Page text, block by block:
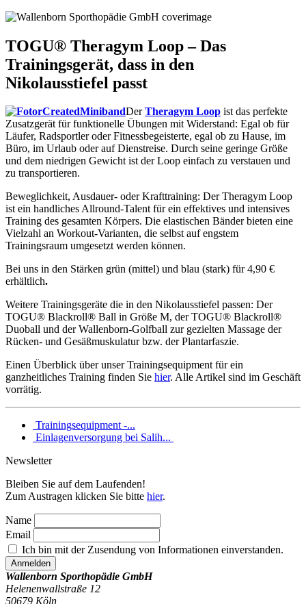
TOGU® Theragym Loop – Das
Trainingsgerät, dass in den
Nikolausstiefel passt
DerTheragym Loop ist das perfekte
Zusatzgerät für funktionelle Übungen mit Widerstand: Egal ob für
Läufer, Radsportler oder Fitnessbegeisterte, egal ob zu Hause, im
Büro, im Urlaub oder auf Dienstreise. Durch seine geringe Größe
und dem niedrigen Gewicht ist der Loop einfach zu verstauen und
zu transportieren.
Beweglichkeit, Ausdauer- oder Krafttraining: Der Theragym Loop
ist ein handliches Allround-Talent für ein effektives und intensives
Training des gesamten Körpers. Die elastischen Bänder bieten eine
Vielzahl an Workout-Varianten, die selbst auf engstem
Trainingsraum umgesetzt werden können.
Bei uns in den Stärken grün (mittel) und blau (stark) für 4,90 €
erhältlich.
Weitere Trainingsgeräte die in den Nikolausstiefel passen: Der
TOGU® Blackroll® Ball in Größe M, der TOGU® Blackroll®
Duoball und der Wallenborn-Golfball zur gezielten Massage der
Rücken- und Gesäßmuskulatur bzw. der Plantarfaszie.
Einen Überblick über unser Trainingsequipment für ein
ganzheitliches Training finden Sie hier. Alle Artikel sind im Geschäft
vorrätig.
Trainingsequipment -...
Einlagenversorgung bei Salih...
Newsletter
Bleiben Sie auf dem Laufenden!
Zum Austragen klicken Sie bitte hier.
Name
Email
Ich bin mit der Zusendung von Informationen einverstanden.
Wallenborn Sporthopädie GmbH
Helenenwallstraße 12
50679 Köln